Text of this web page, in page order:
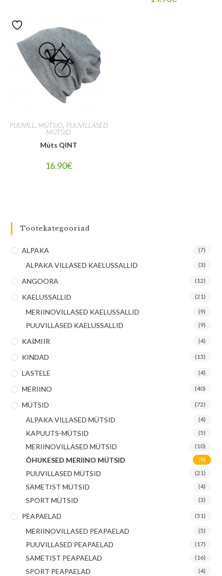
PUUVILL MÜTSID, PUUVILLASED
MÜTSID
Müts QINT
16.90€
Tootekategooriad
ALPAKA (7)
ALPAKA VILLASED KAELUSSALLID (3)
ANGOORA (12)
KAELUSSALLID (21)
MERIINOVILLASED KAELUSSALLID (9)
PUUVILLASED KAELUSSALLID (9)
KAšMIIR (4)
KINDAD (13)
LASTELE (4)
MERIINO (40)
MÜTSID (72)
ALPAKA VILLASED MÜTSID (4)
KAPUUTS-MÜTSID (5)
MERIINOVILLASED MÜTSID (10)
ÕHUKESED MERIINO MÜTSID (9)
PUUVILLASED MÜTSID (21)
SAMETIST MÜTSID (4)
SPORT MÜTSID (3)
PEAPAELAD (51)
MERIINOVILLASED PEAPAELAD (5)
PUUVILLASED PEAPAELAD (17)
SAMETIST PEAPAELAD (16)
SPORT PEAPAELAD (4)